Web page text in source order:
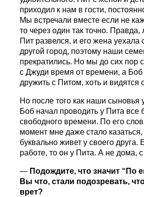
приходил к нам в гости,
Мы встречали вместе если не
то через один так точно. Правда,
Пит развелся, и его жена уехала
другой город, поэтому наши
прекратились. Но мы до сих пор
с Джуди время от времени, а
дружить с Питом, хоть и видятся
Но после того как наши сыновья
Боб начал проводить у Пита все
свободного времени. По его
момент мне даже стало казаться,
буквально живет у своего
работе, то он у Пита. А не дома,
— Подождите, что значит “По
Вы что, стали подозревать,
врет?